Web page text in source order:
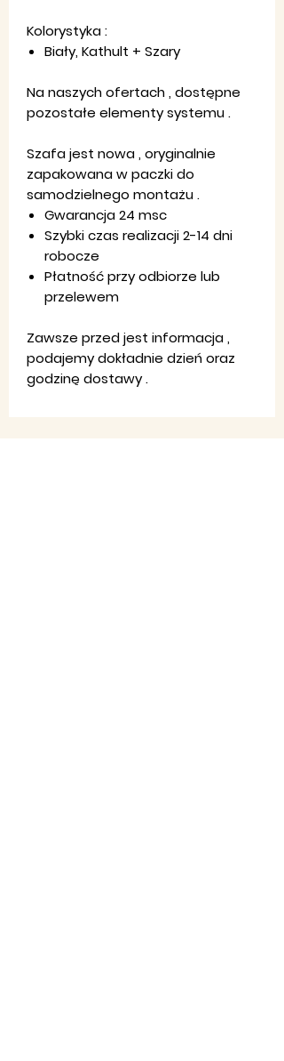
Kolorystyka :
Biały, Kathult + Szary
Na naszych ofertach , dostępne
pozostałe elementy systemu .
Szafa jest nowa , oryginalnie
zapakowana w paczki do
samodzielnego montażu .
Gwarancja 24 msc
Szybki czas realizacji 2-14 dni
robocze
Płatność przy odbiorze lub
przelewem
Zawsze przed jest informacja ,
podajemy dokładnie dzień oraz
godzinę dostawy .